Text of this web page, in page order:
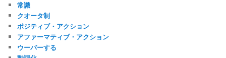
常識
クオータ制
ポジティブ・アクション
アファーマティブ・アクション
ウーバーする